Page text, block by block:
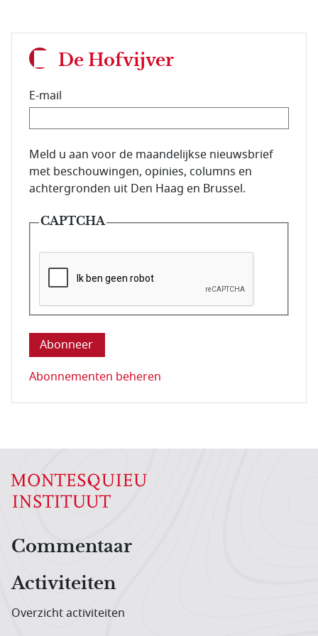
De Hofvijver
E-mail
E-mailadres van de abonnee.
Meld u aan voor de maandelijkse nieuwsbrief
met beschouwingen, opinies, columns en
achtergronden uit Den Haag en Brussel.
CAPTCHA
Deze vraag is om te controleren dat u een mens
Abonnementen beheren
Hoofdnavigatiemenu
Commentaar
Activiteiten
Overzicht activiteiten